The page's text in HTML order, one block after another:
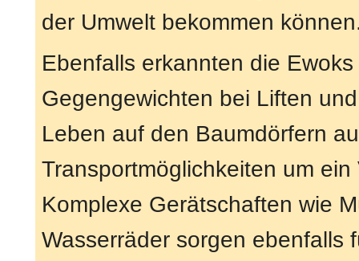
der Umwelt bekommen
Ebenfalls erkannten die
Gegengewichten bei Liften
Leben auf den Baumdörfern
Transportmöglichkeiten um
Komplexe Gerätschaften wie
Wasserräder sorgen ebenfalls